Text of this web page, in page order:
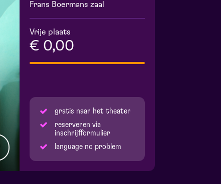
Frans Boermans zaal
Vrije plaats
€ 0,00
gratis naar het theater
reserveren via
inschrijfformulier
language no problem